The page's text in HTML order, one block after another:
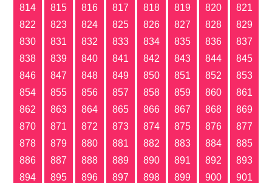
814
815 816 817 818 819 820
821
822
823 824 825 826 827 828
829
830
831 832 833 834 835 836
837
838
839 840 841 842 843 844
845
846
847 848 849 850 851 852
853
854
855 856 857 858 859 860
861
862
863 864 865 866 867 868
869
870
871 872 873 874 875 876
877
878
879 880 881 882 883 884
885
886
887 888 889 890 891 892
893
894
895 896 897 898 899 900
901